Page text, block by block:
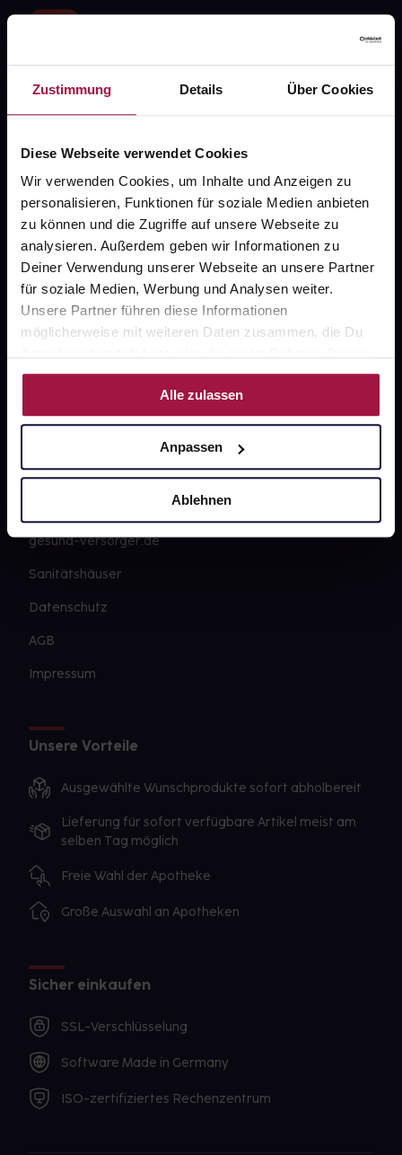
Zustimmung Details Über Cookies
Diese Webseite verwendet Cookies
Wir verwenden Cookies, um Inhalte und Anzeigen zu
personalisieren, Funktionen für soziale Medien anbieten
zu können und die Zugriffe auf unsere Webseite zu
analysieren. Außerdem geben wir Informationen zu
Deiner Verwendung unserer Webseite an unsere Partner
für soziale Medien, Werbung und Analysen weiter.
Unsere Partner führen diese Informationen
möglicherweise mit weiteren Daten zusammen, die Du
Nutzung der Dienste gesammelt haben.
Alle zulassen
Anpassen
Ablehnen
Fragen zu Deiner Bestellung?
FAQ
Widerrufsformular
gesund.de
Über uns
Barrierefreiheitserklärung
gesund-versorger.de
Sanitätshäuser
Datenschutz
AGB
Impressum
Unsere Vorteile
Ausgewählte Wunschprodukte sofort abholbereit
Lieferung für sofort verfügbare Artikel meist am
selben Tag möglich
Freie Wahl der Apotheke
Große Auswahl an Apotheken
Sicher einkaufen
SSL-Verschlüsselung
Software Made in Germany
ISO-zertifiziertes Rechenzentrum